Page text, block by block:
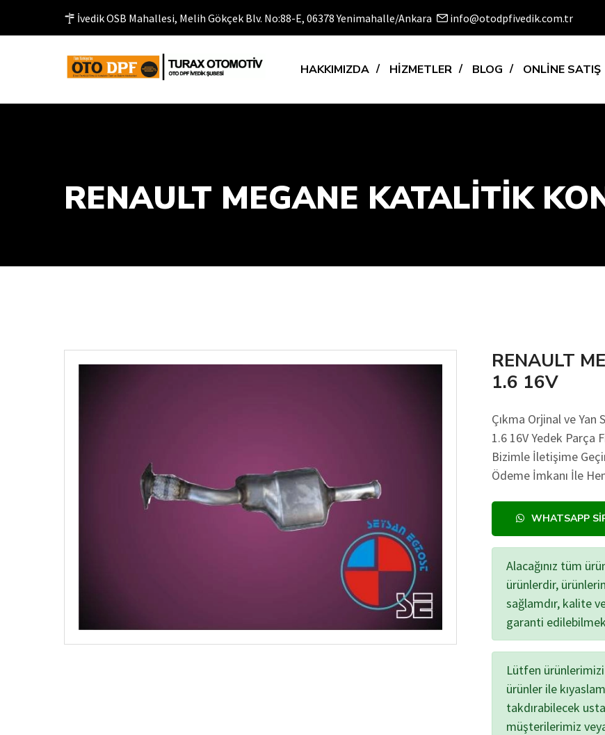
İvedik OSB Mahallesi, Melih Gökçek Blv. No:88-E, 06378 Yenimahalle/Ankara info@otodpfivedik.com.tr
HAKKIMIZDA HİZMETLER BLOG ONLİNE SATIŞ
RENAULT MEGANE KATALİTİK
RENAULT
1.6 16V
Çıkma Orjinal ve Yan
1.6 16V Yedek Parça
Bizimle İletişime
Ödeme İmkanı İle
WHATSAPP
Alacağınız tüm
ürünlerdir,
sağlamdır, kalite
garanti
Lütfen
ürünler ile
takdırabilecek
müşterilerimiz